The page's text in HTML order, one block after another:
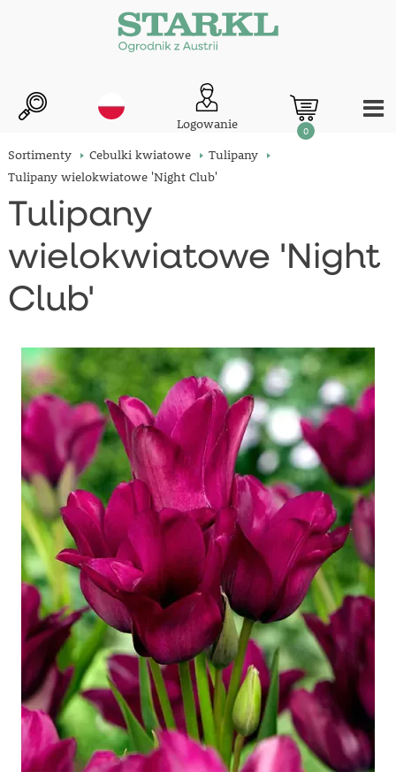
Logowanie 0
Sortimenty Cebulki kwiatowe
Tulipany
Tulipany wielokwiatowe 'Night Club'
Tulipany
wielokwiatowe 'Night
Club'